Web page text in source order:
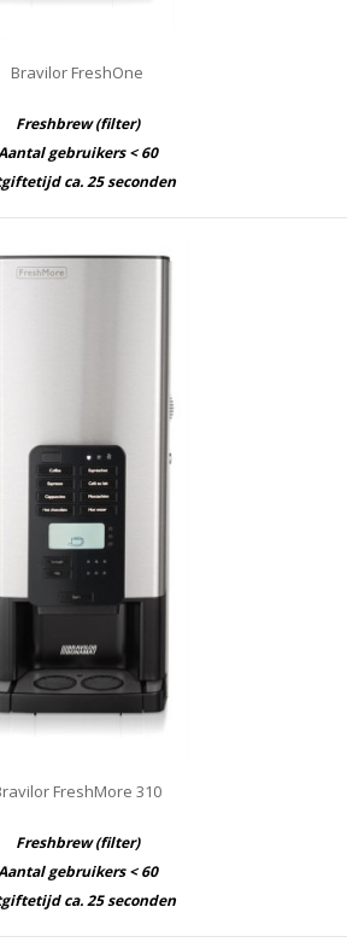
Bravilor FreshOne
Freshbrew (filter)
gebruikers < 60
ca. 25 seconden
FreshMore 310
Freshbrew (filter)
gebruikers < 60
ca. 25 seconden